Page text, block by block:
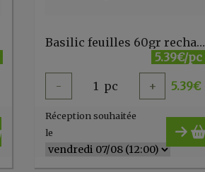
Basilic feuilles 60gr recharge - Cook
5.39€/pc
- 1 pc + 5.39€
Réception souhaitée
le